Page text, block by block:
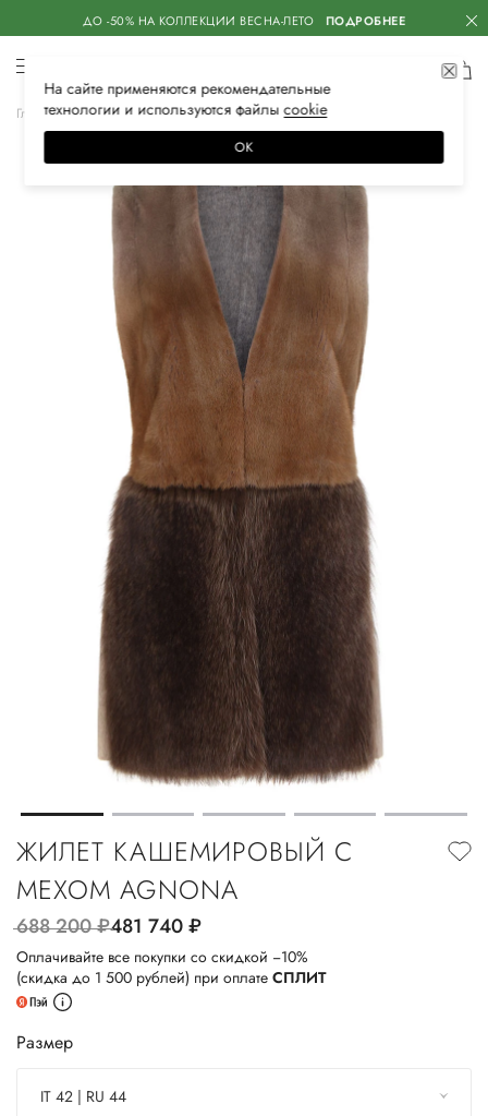
ДО -50% НА КОЛЛЕКЦИИ ВЕСНА-ЛЕТО ПОДРОБНЕЕ
Главная Женская Одежда Верхняя одежда Жилеты
ЖИЛЕТ КАШЕМИРОВЫЙ С
МЕХОМ AGNONA
688 200руб.481 740руб.
Оплачивайте все покупки со скидкой −10%
(скидка до 1 500 рублей) при оплате СПЛИТ
Размер
IT 42 | RU 44
На сайте применяются рекомендательные
технологии и используются файлысооkiе
ОК